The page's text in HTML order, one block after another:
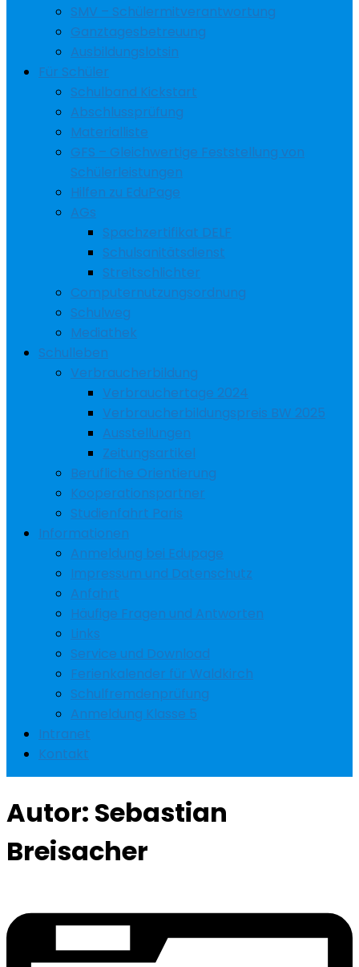
SMV – Schülermitverantwortung
Ganztagesbetreuung
Ausbildungslotsin
Für Schüler
Schulband Kickstart
Abschlussprüfung
Materialliste
GFS – Gleichwertige Feststellung von
Schülerleistungen
Hilfen zu EduPage
AGs
Spachzertifikat DELF
Schulsanitätsdienst
Streitschlichter
Computernutzungsordnung
Schulweg
Mediathek
Schulleben
Verbraucherbildung
Verbrauchertage 2024
Verbraucherbildungspreis BW 2025
Ausstellungen
Zeitungsartikel
Berufliche Orientierung
Kooperationspartner
Studienfahrt Paris
Informationen
Anmeldung bei Edupage
Impressum und Datenschutz
Anfahrt
Häufige Fragen und Antworten
Links
Service und Download
Ferienkalender für Waldkirch
Schulfremdenprüfung
Anmeldung Klasse 5
Intranet
Kontakt
Autor: Sebastian
Breisacher